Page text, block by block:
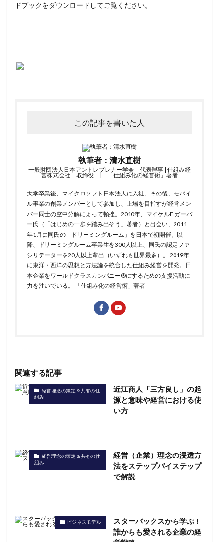
ドブックをダウンロードしてご覧ください。
この記事を書いた人
執筆者：清水直樹
一般財団法人日本アントレプレナー学会 代表理事 | 仕組み経
営株式会社 取締役 | 「仕組み化の経営術」著者
大学卒業後、マイクロソフト日本法人に入社。その後、モバイ
ル事業の創業メンバーとして参加し、上場を目指すが経営メン
バー同士の空中分解によって頓挫。2010年、マイケルE.ガーバ
ー氏（「はじめの一歩を踏み出そう」著者）と出会い、2011
年1月に同氏の「ドリーミングルーム」を日本で初開催。以
降、ドリーミングルーム卒業生を300人以上、同氏の認定ファ
シリテーターを20人以上輩出（いずれも世界最多）。 2019年
に東洋・西洋の思想と方法論を統合した仕組み経営を開発。日
本企業をワールドクラスカンパニー®にするための支援活動に
力を注いでいる。
「仕組み化の経営術」 著者
関連する記事
経営理念の策定＆共有の仕
組み
近江商人「三方良し」の起
源と意味や経営における使
い方
経営理念の策定＆共有の仕
組み
経営（企業）理念の浸透方
法をステップバイステップ
で解説
ビジネスモデル
スターバックスから学ぶ！
誰からも愛される企業の経